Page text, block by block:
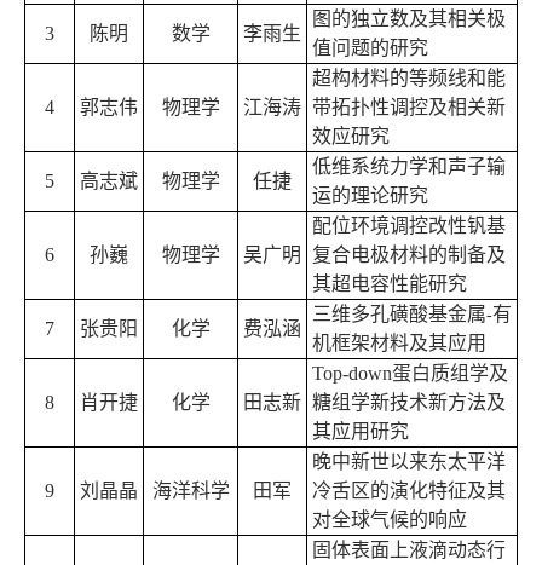
3 陈明 数学 李雨生
图的独立数及其相关极
值问题的研究
4 郭志伟 物理学 江海涛
超构材料的等频线和能
带拓扑性调控及相关新
效应研究
5 高志斌 物理学 任捷
低维系统力学和声子输
运的理论研究
6 孙巍 物理学 吴广明
配位环境调控改性钒基
复合电极材料的制备及
其超电容性能研究
7 张贵阳 化学 费泓涵
三维多孔磺酸基金属-有
机框架材料及其应用
8 肖开捷 化学 田志新
Top-down蛋白质组学及
糖组学新技术新方法及
其应用研究
9 刘晶晶 海洋科学 田军
晚中新世以来东太平洋
冷舌区的演化特征及其
对全球气候的响应
固体表面上液滴动态行